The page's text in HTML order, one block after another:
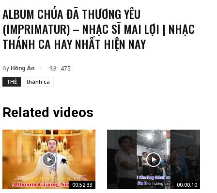
ALBUM CHÚA ĐÃ THƯƠNG YÊU
(IMPRIMATUR) – NHẠC SĨ MAI LỢI | NHẠC
THÁNH CA HAY NHẤT HIỆN NAY
By Hồng Ân 475
THẺ thánh ca
Related videos
00:52:33 00:00:10